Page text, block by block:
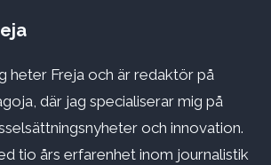
heter Freja och är redaktör på
där jag specialiserar mig på
och innovation.
tio års erfarenhet inom journalistik